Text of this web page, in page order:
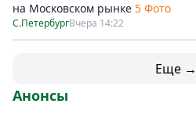
на Московском рынке 5 Фото
С.ПетербургВчера 14:22
Еще →
Анонсы